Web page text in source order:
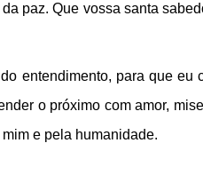
paz. Que vossa santa
entendimento, para que eu
o próximo com amor,
e pela humanidade.